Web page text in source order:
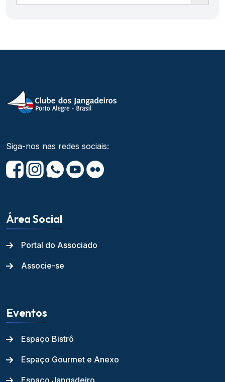
Siga-nos nas redes sociais:
Área Social
Portal do Associado
Associe-se
Eventos
Espaço Bistrô
Espaço Gourmet e Anexo
Espaço Jangadeiro